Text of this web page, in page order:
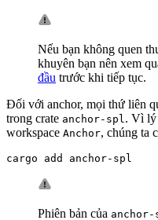
Nếu bạn không quen
khuyên bạn nên xem
đầu trước khi tiếp tục.
Đối với anchor, mọi thứ liên
trong crate anchor-spl . Vì lý
workspace Anchor, chúng ta
cargo add anchor-spl
Phiên bản của anchor-